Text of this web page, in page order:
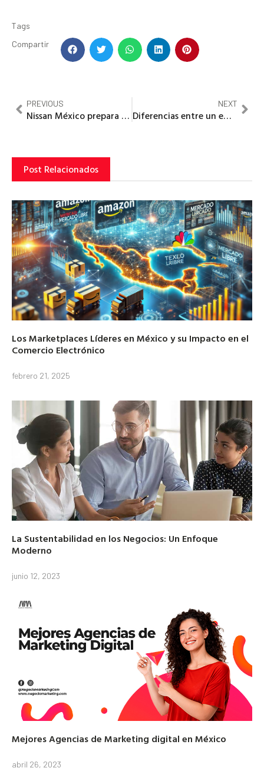
Tags
Compartir
PREVIOUS
Nissan México prepara cese masivo de trabajadores para el siguiente año
NEXT
Diferencias entre un empresario Español y un empresario Estadounidense
Post Relacionados
Los Marketplaces Líderes en México y su Impacto en el
Comercio Electrónico
febrero 21, 2025
La Sustentabilidad en los Negocios: Un Enfoque
Moderno
junio 12, 2023
Mejores Agencias de Marketing digital en México
abril 26, 2023